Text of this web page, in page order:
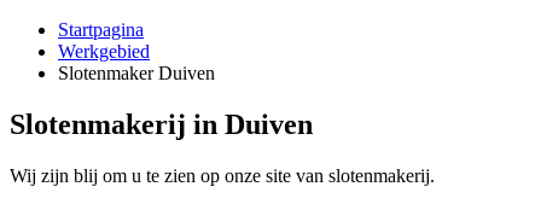
Startpagina
Werkgebied
Slotenmaker Duiven
Slotenmakerij in Duiven
Wij zijn blij om u te zien op onze site van slotenmakerij.